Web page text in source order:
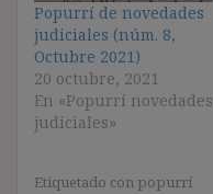
Popurrí de novedades
judiciales (núm. 8,
Octubre 2021)
20 octubre, 2021
En «Popurrí novedades
judiciales»
Etiquetado con popurrí